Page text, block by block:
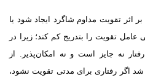
اثر تقویت مداوم شاگرد ایجاد شود یا
عامل تقویت را بتدریج کم کند؛ زیرا در
نه جایز است و نه امکان‌پذیر. از
اگر رفتارى براى مدتى تقویت نشود،